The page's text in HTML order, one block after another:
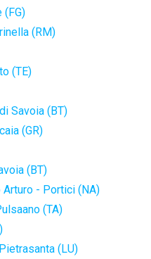
(FG)
(RM)
(TE)
Savoia (BT)
(GR)
(BT)
Arturo - Portici (NA)
(TA)
(LU)